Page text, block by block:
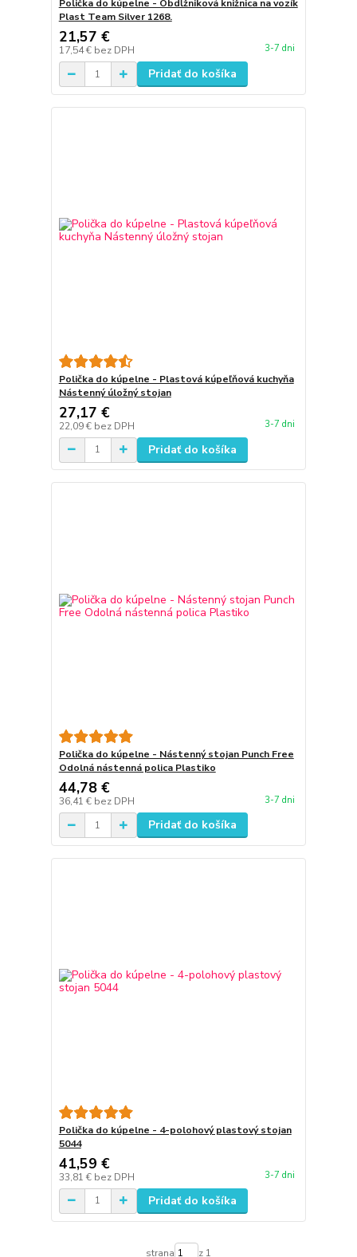
Polička do kúpelne - Obdĺžniková knižnica na vozík
Plast Team Silver 1268.
21,57 €
17,54 € bez DPH 3-7 dni
Pridať do košíka
Polička do kúpelne - Plastová kúpeľňová kuchyňa
Nástenný úložný stojan
27,17 €
22,09 € bez DPH 3-7 dni
Pridať do košíka
Polička do kúpelne - Nástenný stojan Punch Free
Odolná nástenná polica Plastiko
44,78 €
36,41 € bez DPH 3-7 dni
Pridať do košíka
Polička do kúpelne - 4-polohový plastový stojan
5044
41,59 €
33,81 € bez DPH 3-7 dni
Pridať do košíka
strana z 1